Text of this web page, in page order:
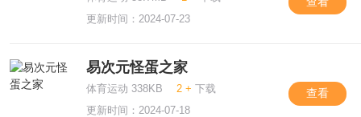
更新时间：2024-07-23
易次元怪蛋之家
体育运动 338KB 2 + 下载
更新时间：2024-07-18
查看